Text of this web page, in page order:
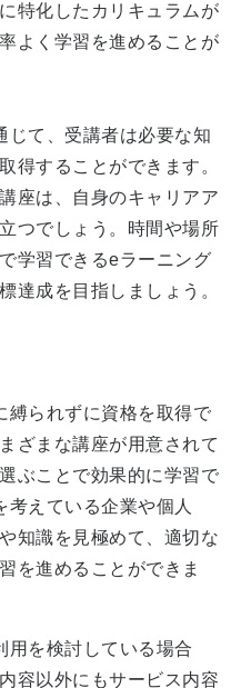
特化したカリキュラムが
よく学習を進めることが
じて、受講者は必要な知
得することができます。
座は、自身のキャリアア
つでしょう。時間や場所
学習できるeラーニング
達成を目指しましょう。
縛られずに資格を取得で
ざまな講座が用意されて
ぶことで効果的に学習で
考えている企業や個人
知識を見極めて、適切な
を進めることができま
用を検討している場合
容以外にもサービス内容